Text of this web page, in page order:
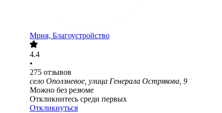
Мрия, Благоустройство
4.4
•
275 отзывов
село Оползневое, улица Генерала Острякова, 9
Можно без резюме
Откликнитесь среди первых
Откликнуться